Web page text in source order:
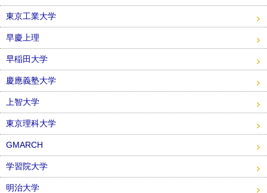
東京工業大学
早慶上理
早稲田大学
慶應義塾大学
上智大学
東京理科大学
GMARCH
学習院大学
明治大学